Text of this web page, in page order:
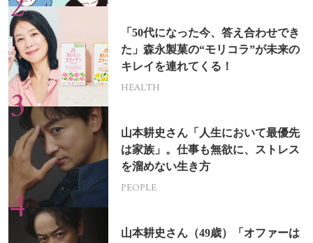
「50代になった今、答え合わせでき
た」森永製菓の“モリコラ”が未来の
キレイを連れてくる！
HEALTH
山本耕史さん「人生において最優先
は家族」。仕事も無欲に、ストレス
を溜めない生き方
PEOPLE
山本耕史さん（49歳）「オファーは